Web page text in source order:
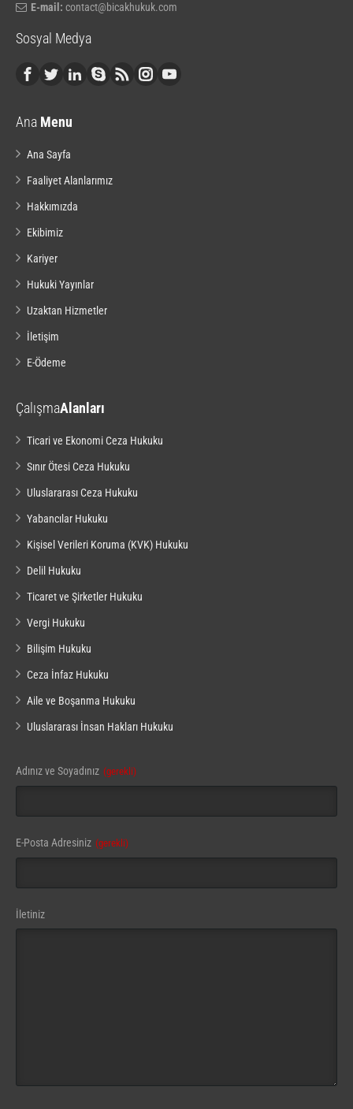
E-mail: contact@bicakhukuk.com
Sosyal Medya
Ana Menu
Ana Sayfa
Faaliyet Alanlarımız
Hakkımızda
Ekibimiz
Kariyer
Hukuki Yayınlar
Uzaktan Hizmetler
İletişim
E-Ödeme
ÇalışmaAlanları
Ticari ve Ekonomi Ceza Hukuku
Sınır Ötesi Ceza Hukuku
Uluslararası Ceza Hukuku
Yabancılar Hukuku
Kişisel Verileri Koruma (KVK) Hukuku
Delil Hukuku
Ticaret ve Şirketler Hukuku
Vergi Hukuku
Bilişim Hukuku
Ceza İnfaz Hukuku
Aile ve Boşanma Hukuku
Uluslararası İnsan Hakları Hukuku
Adınız ve Soyadınız (gerekli)
E-Posta Adresiniz (gerekli)
İletiniz